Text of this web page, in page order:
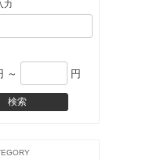
力
～ 円